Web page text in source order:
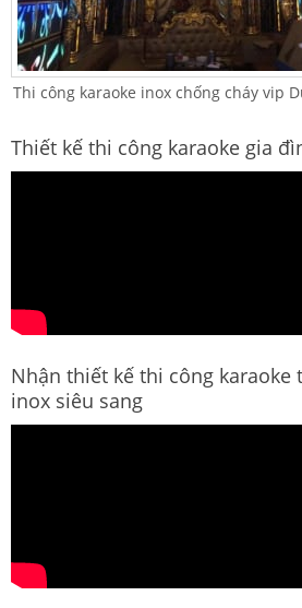
Thi công karaoke inox chống cháy vip
Thiết kế thi công karaoke gia
Nhận thiết kế thi công karaoke
inox siêu sang